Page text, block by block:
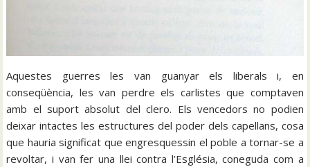
Aquestes guerres les van guanyar els liberals i, en
conseqüència, les van perdre els carlistes que comptaven
amb el suport absolut del clero. Els vencedors no podien
deixar intactes les estructures del poder dels capellans, cosa
que hauria significat que engresquessin el poble a tornar-se a
revoltar, i van fer una llei contra l’Església, coneguda com a